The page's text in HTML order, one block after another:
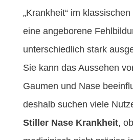
„Krankheit“ im
eine angeborene
unterschiedlich stark
Sie kann das Aussehen
Gaumen und Nase
deshalb suchen viele
Stiller Nase Krankheit,